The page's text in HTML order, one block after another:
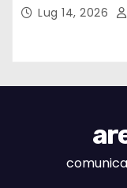
Lug 14, 2026